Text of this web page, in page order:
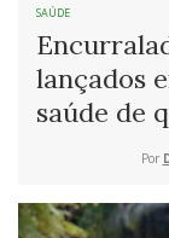
SAÚDE
lançados
saúde de
Por